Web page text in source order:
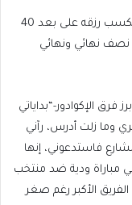
ويعمل كيروز الآن في مجال البناء والتشييد، ويكسب رزقه على بعد 40
نصف نهائي ونهائي
سابقا لأبرز فرق الإكوادور-“بداياتي
نوعا ما، كنت في الـ17 من عمري وما زلت أدرس، رآني
عاما ألعب في الشارع فاستدعوني، إنها
مباراة ودية ضد منتخب
الفريق الأكبر رغم صغر